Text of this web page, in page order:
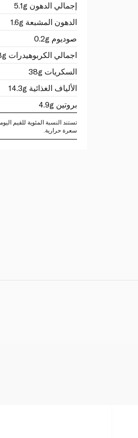
إجمالي الدهون 5.1g
الدهون المشبعة 1.6g
صوديوم 0.2g
اجمالي الكربوهيدرات 55.8g
السكريات 38g
الألياف الغذائية 14.3g
بروتين 4.9g
سعرة حرارية.